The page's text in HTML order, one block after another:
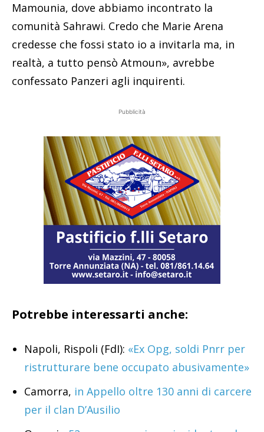
Mamounia, dove abbiamo incontrato la
comunità Sahrawi. Credo che Marie Arena
credesse che fossi stato io a invitarla ma, in
realtà, a tutto pensò Atmoun», avrebbe
confessato Panzeri agli inquirenti.
Pubblicità
Potrebbe interessarti anche:
Napoli, Rispoli (FdI): «Ex Opg, soldi Pnrr per
ristrutturare bene occupato abusivamente»
Camorra, in Appello oltre 130 anni di carcere
per il clan D’Ausilio